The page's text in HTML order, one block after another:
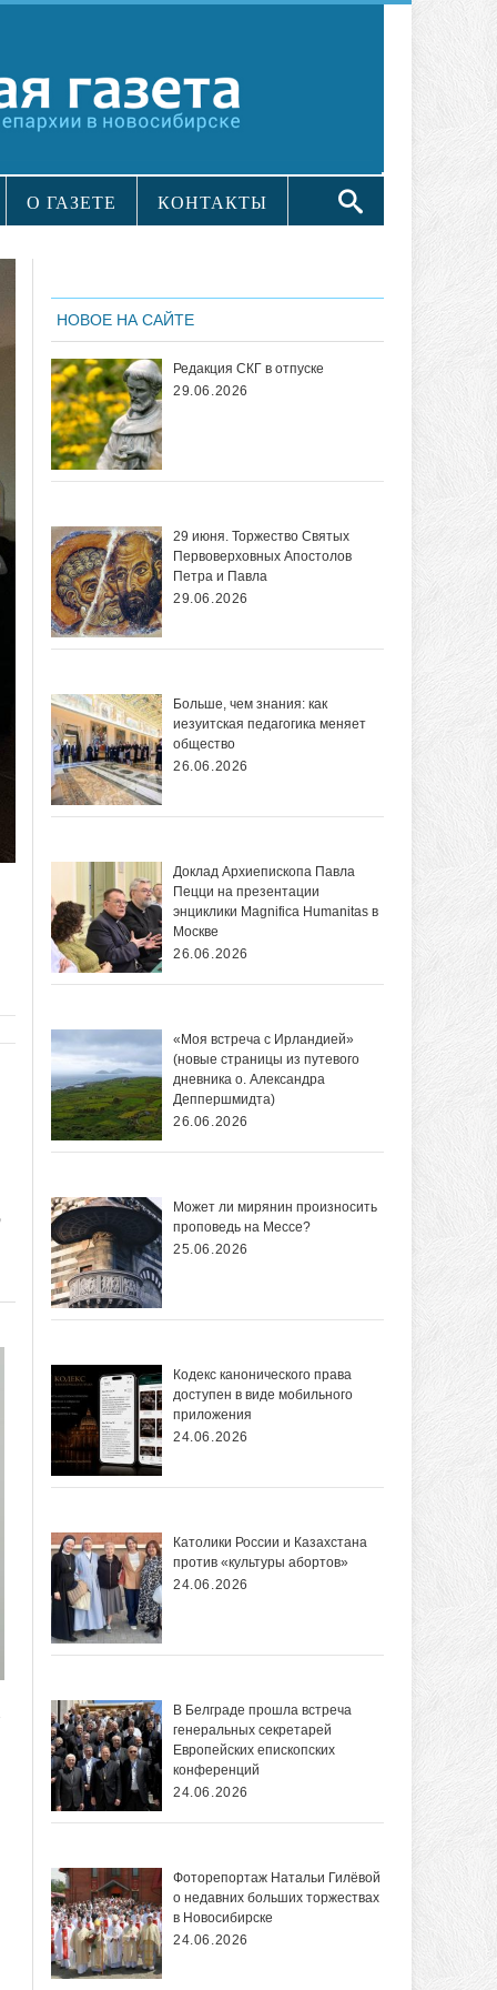
О ГАЗЕТЕ КОНТАКТЫ
НОВОЕ НА САЙТЕ
Редакция СКГ в отпуске
29.06.2026
29 июня. Торжество Святых
Первоверховных Апостолов
Петра и Павла
29.06.2026
Больше, чем знания: как
иезуитская педагогика меняет
общество
26.06.2026
Доклад Архиепископа Павла
Пецци на презентации
энциклики Magnifica Нumanitas в
Москве
26.06.2026
«Моя встреча с Ирландией»
(новые страницы из путевого
дневника о. Александра
Деппершмидта)
26.06.2026
Может ли мирянин произносить
проповедь на Мессе?
25.06.2026
Кодекс канонического права
доступен в виде мобильного
приложения
24.06.2026
Католики России и Казахстана
против «культуры абортов»
24.06.2026
В Белграде прошла встреча
генеральных секретарей
Европейских епископских
конференций
24.06.2026
Фоторепортаж Натальи Гилёвой
о недавних больших торжествах
в Новосибирске
24.06.2026